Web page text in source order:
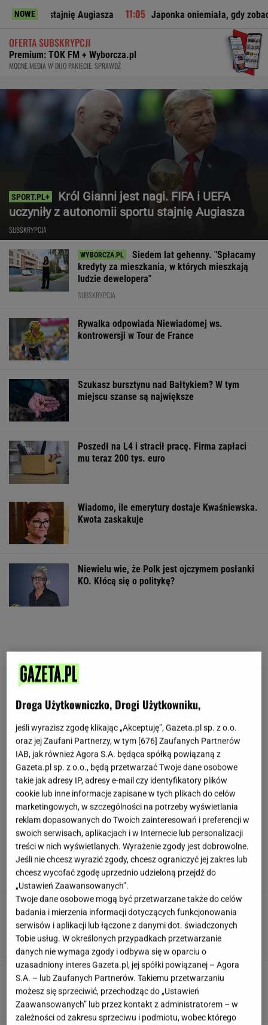
NOWE Japonka oniemiała, gdy zobaczyła to w
OFERTA SUBSKRYPCJI
Premium: TOK FM + Wyborcza.pl
MOCNE MEDIA W DUO PAKIECIE. SPRAWDŹ
Król Gianni jest nagi. FIFA i UEFA
uczyniły z autonomii sportu stajnię Augiasza
SUBSKRYPCJA
Siedem lat gehenny. "Spłacamy
kredyty za mieszkania, w których mieszkają
ludzie dewelopera"
SUBSKRYPCJA
Rywalka odpowiada Niewiadomej ws.
kontrowersji w Tour de France
Szukasz bursztynu nad Bałtykiem? W tym
miejscu szanse są największe
Poszedł na L4 i stracił pracę. Firma zapłaci
mu teraz 200 tys. euro
Wiadomo, ile emerytury dostaje Kwaśniewska.
Kwota zaskakuje
Niewielu wie, że Polk jest ojczymem posłanki
KO. Kłócą się o politykę?
Nowy sojusz na Bliskim Wschodzie. Chcą być
jak NATO
Zamówili produkty za pół
miliona. Ekspert ocenia składniki, które trafią
do kuchni prezydenta
ALEKSANDRA PIETROW
Quiz czytelniczy. Te tytuły powinien znać
każdy wykształcony człowiek!
Droga Użytkowniczko, Drogi Użytkowniku,
jeśli wyrazisz zgodę klikając „Akceptuję”, Gazeta.pl sp. z o.o.
oraz jej Zaufani Partnerzy, w tym [676] Zaufanych Partnerów
IAB, jak również Agora S.A. będąca spółką powiązaną z
Gazeta.pl sp. z o.o., będą przetwarzać Twoje dane osobowe
takie jak adresy IP, adresy e-mail czy identyfikatory plików
cookie lub inne informacje zapisane w tych plikach do celów
marketingowych, w szczególności na potrzeby wyświetlania
reklam dopasowanych do Twoich zainteresowań i preferencji w
swoich serwisach, aplikacjach i w Internecie lub personalizacji
treści w nich wyświetlanych. Wyrażenie zgody jest dobrowolne.
Jeśli nie chcesz wyrazić zgody, chcesz ograniczyć jej zakres lub
chcesz wycofać zgodę uprzednio udzieloną przejdź do
„Ustawień Zaawansowanych”.
Twoje dane osobowe mogą być przetwarzane także do celów
badania i mierzenia informacji dotyczących funkcjonowania
serwisów i aplikacji lub łączone z danymi dot. świadczonych
Tobie usług. W określonych przypadkach przetwarzanie
danych nie wymaga zgody i odbywa się w oparciu o
uzasadniony interes Gazeta.pl, jej spółki powiązanej – Agora
S.A. – lub Zaufanych Partnerów. Takiemu przetwarzaniu
możesz się sprzeciwić, przechodząc do „Ustawień
Zaawansowanych” lub przez kontakt z administratorem – w
zależności od zakresu sprzeciwu i podmiotu, wobec którego